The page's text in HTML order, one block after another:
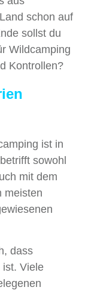
schon auf
sollst du
Wildcamping
Kontrollen?
ist in
sowohl
mit dem
meisten
dass
ist. Viele